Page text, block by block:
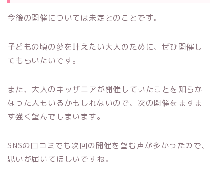
今後の開催については未定とのことです。
子どもの頃の夢を叶えたい大人のために、ぜひ開催し
てもらいたいです。
また、大人のキッザニアが開催していたことを知らか
なった人もいるかもしれないので、次の開催をますま
す強く望んでしまいます。
SNSの口コミでも次回の開催を望む声が多かったので、
思いが届いてほしいですね。